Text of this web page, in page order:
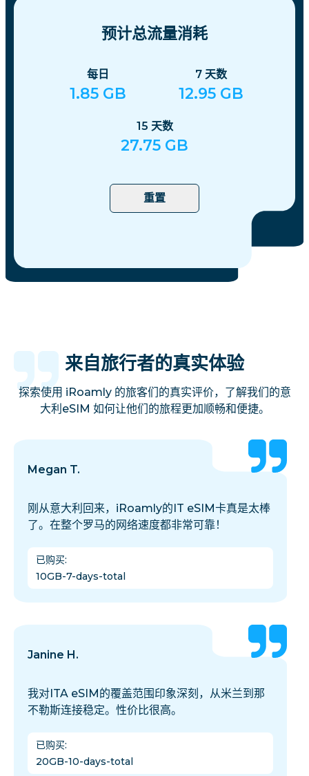
预计总流量消耗
每日
1.85 GB
7 天数
12.95 GB
15 天数
27.75 GB
重置
来自旅行者的真实体验
探索使用 iRoamly 的旅客们的真实评价，了解我们的意
大利eSIM 如何让他们的旅程更加顺畅和便捷。
Megan T.
刚从意大利回来，iRoamly的IT eSIM卡真是太棒
了。在整个罗马的网络速度都非常可靠！
已购买:
10GB-7-days-total
Janine H.
我对ITA eSIM的覆盖范围印象深刻，从米兰到那
不勒斯连接稳定。性价比很高。
已购买:
20GB-10-days-total